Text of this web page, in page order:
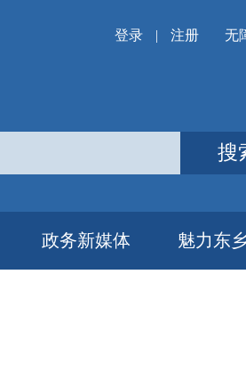
登录 | 注册 无
搜
政务新媒体 魅力东